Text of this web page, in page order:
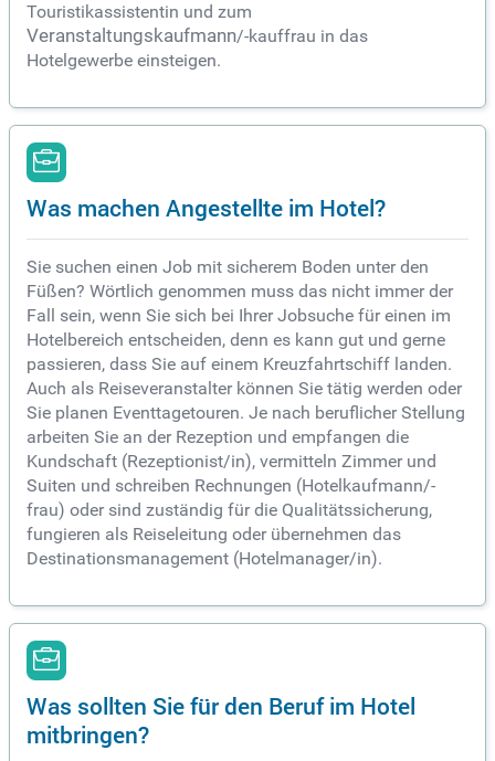
Touristikassistentin und zum
Veranstaltungskaufmann/-kauffrau in das
Hotelgewerbe einsteigen.
Was machen Angestellte im Hotel?
Sie suchen einen Job mit sicherem Boden unter den
Füßen? Wörtlich genommen muss das nicht immer der
Fall sein, wenn Sie sich bei Ihrer Jobsuche für einen im
Hotelbereich entscheiden, denn es kann gut und gerne
passieren, dass Sie auf einem Kreuzfahrtschiff landen.
Auch als Reiseveranstalter können Sie tätig werden oder
Sie planen Eventtagetouren. Je nach beruflicher Stellung
arbeiten Sie an der Rezeption und empfangen die
Kundschaft (Rezeptionist/in), vermitteln Zimmer und
Suiten und schreiben Rechnungen (Hotelkaufmann/-
frau) oder sind zuständig für die Qualitätssicherung,
fungieren als Reiseleitung oder übernehmen das
Destinationsmanagement (Hotelmanager/in).
Was sollten Sie für den Beruf im Hotel
mitbringen?